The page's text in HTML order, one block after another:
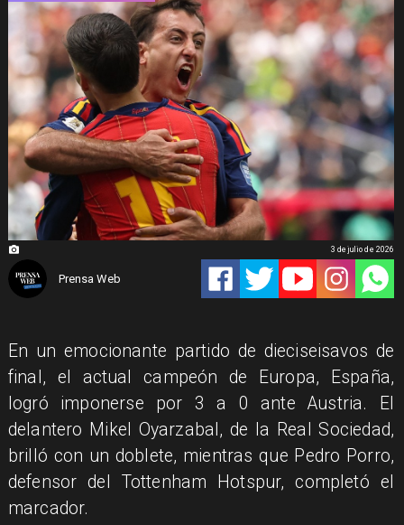
Prensa Web
3 de julio de 2026
En un emocionante partido de dieciseisavos de
final, el actual campeón de Europa, España,
logró imponerse por 3 a 0 ante Austria. El
delantero Mikel Oyarzabal, de la Real Sociedad,
brilló con un doblete, mientras que Pedro Porro,
defensor del Tottenham Hotspur, completó el
marcador.​